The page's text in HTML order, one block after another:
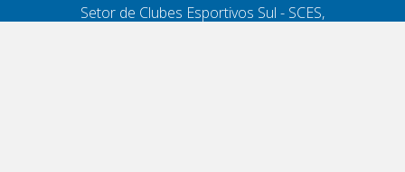
Setor de Clubes Esportivos Sul - SCES,